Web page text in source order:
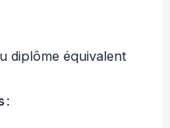
diplôme équivalent
: